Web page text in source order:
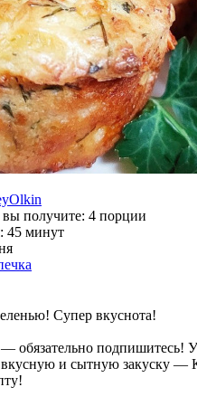
получите: 4 порции
45 минут
Супер вкуснота!
подпишитесь!
и сытную закуску —